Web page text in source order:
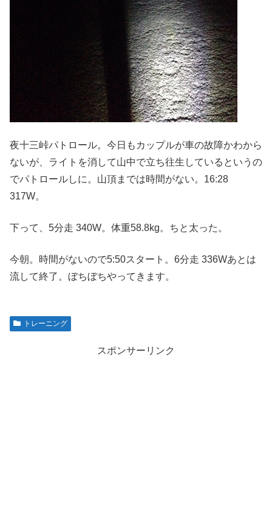
夜十三峠パトロール。今日もカップルが車の故障かわから
ないが、ライトを消して山中で立ち往生しているというの
でパトロールしに。山頂までは時間がない。16:28
317W。
下って、5分走 340W。体重58.8kg。ちと太った。
今朝。時間がないので5:50スタート。6分走 336Wあとは
流して終了。ぼちぼちやってきます。
トレーニング
スポンサーリンク